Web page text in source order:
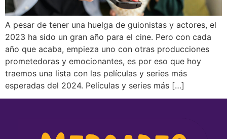
A pesar de tener una huelga de guionistas y actores, el
2023 ha sido un gran año para el cine. Pero con cada
año que acaba, empieza uno con otras producciones
prometedoras y emocionantes, es por eso que hoy
traemos una lista con las películas y series más
esperadas del 2024. Películas y series más […]